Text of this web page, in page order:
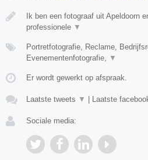
Ik ben een fotograaf uit Apeldoorn
professionele ▼
Portretfotografie, Reclame,
Evenementenfotografie,
▼
Er wordt gewerkt op afspraak.
Laatste tweets ▼ Laatste
Sociale media: